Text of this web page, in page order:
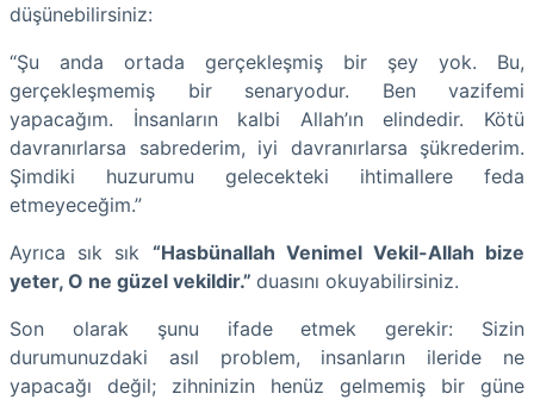
düşünebilirsiniz:
“Şu anda ortada gerçekleşmiş bir şey yok. Bu,
gerçekleşmemiş bir senaryodur. Ben vazifemi
yapacağım. İnsanların kalbi Allah’ın elindedir. Kötü
davranırlarsa sabrederim, iyi davranırlarsa şükrederim.
Şimdiki huzurumu gelecekteki ihtimallere feda
etmeyeceğim.”
Ayrıca sık sık “Hasbünallah Venimel Vekil-Allah bize
yeter, O ne güzel vekildir.” duasını okuyabilirsiniz.
Son olarak şunu ifade etmek gerekir: Sizin
durumunuzdaki asıl problem, insanların ileride ne
yapacağı değil; zihninizin henüz gelmemiş bir güne